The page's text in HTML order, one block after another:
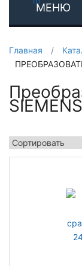
МЕНЮ
Главная /
SIEMENS